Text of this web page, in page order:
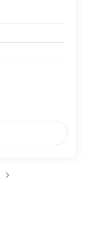
la page
êtes sur la page